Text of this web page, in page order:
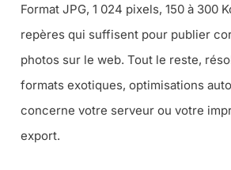
Format JPG, 1 024 pixels, 150 à 300
repères qui suffisent pour publier
photos sur le web. Tout le reste,
formats exotiques, optimisations
concerne votre serveur ou votre
export.